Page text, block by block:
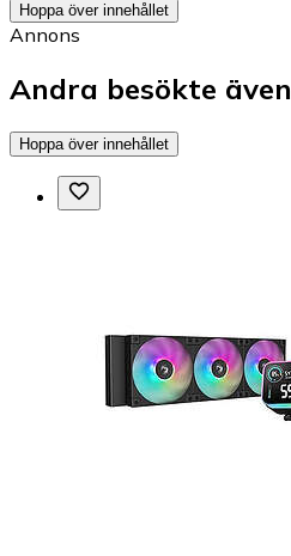
Hoppa över innehållet
Annons
Andra besökte även
Hoppa över innehållet